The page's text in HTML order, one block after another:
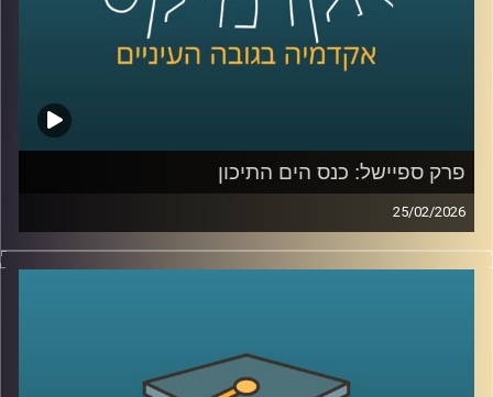
כדי להבין את כל זאת ועוד, נמצא איתנו היום אברי שכטר, מנהל
מכון ינאי לביטחון אנרגטי באוניברסיטת רייכמן
פרק ספיישל: כנס הים התיכון
25/02/2026
הקלטה מתוך השטח, מהכנס השמיני בנושא הים התיכון:
“כלכלה כחולה פורצת גבולות”, שהתקיים באוניברסיטת רייכמן .
כלכלה, ביטחון ושיתופי פעולה אזוריים.